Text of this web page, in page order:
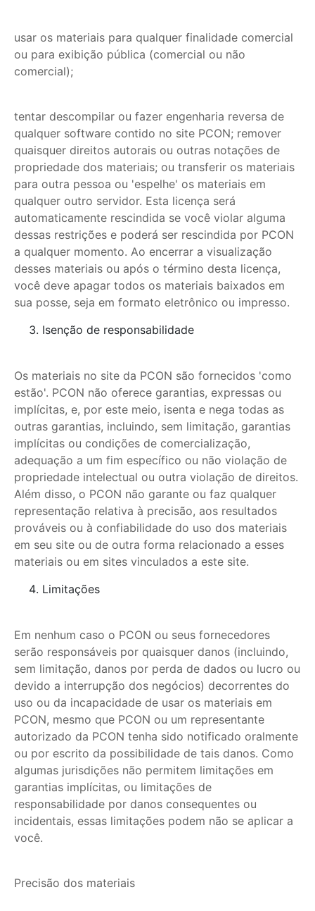
usar os materiais para qualquer finalidade comercial
ou para exibição pública (comercial ou não
comercial);
tentar descompilar ou fazer engenharia reversa de
qualquer software contido no site PCON; remover
quaisquer direitos autorais ou outras notações de
propriedade dos materiais; ou transferir os materiais
para outra pessoa ou 'espelhe' os materiais em
qualquer outro servidor. Esta licença será
automaticamente rescindida se você violar alguma
dessas restrições e poderá ser rescindida por PCON
a qualquer momento. Ao encerrar a visualização
desses materiais ou após o término desta licença,
você deve apagar todos os materiais baixados em
sua posse, seja em formato eletrônico ou impresso.
Isenção de responsabilidade
Os materiais no site da PCON são fornecidos 'como
estão'. PCON não oferece garantias, expressas ou
implícitas, e, por este meio, isenta e nega todas as
outras garantias, incluindo, sem limitação, garantias
implícitas ou condições de comercialização,
adequação a um fim específico ou não violação de
propriedade intelectual ou outra violação de direitos.
Além disso, o PCON não garante ou faz qualquer
representação relativa à precisão, aos resultados
prováveis ou à confiabilidade do uso dos materiais
em seu site ou de outra forma relacionado a esses
materiais ou em sites vinculados a este site.
Limitações
Em nenhum caso o PCON ou seus fornecedores
serão responsáveis por quaisquer danos (incluindo,
sem limitação, danos por perda de dados ou lucro ou
devido a interrupção dos negócios) decorrentes do
uso ou da incapacidade de usar os materiais em
PCON, mesmo que PCON ou um representante
autorizado da PCON tenha sido notificado oralmente
ou por escrito da possibilidade de tais danos. Como
algumas jurisdições não permitem limitações em
garantias implícitas, ou limitações de
responsabilidade por danos consequentes ou
incidentais, essas limitações podem não se aplicar a
você.
Precisão dos materiais